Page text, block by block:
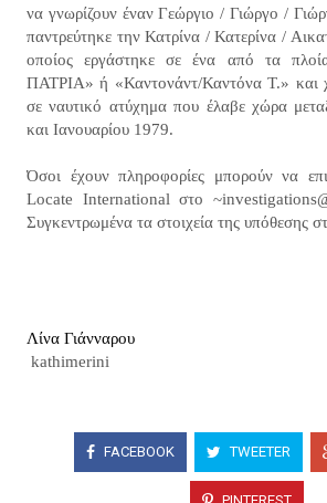
να γνωρίζουν έναν Γεώργιο / Γιώργο /
παντρεύτηκε την Κατρίνα / Κατερίνα /
οποίος εργάστηκε σε ένα από τα
ΠΑΤΡΙΑ» ή «Καντονάντ/Καντόνα Τ.» και
σε ναυτικό ατύχημα που έλαβε χώρα
και Ιανουαρίου 1979.
Όσοι έχουν πληροφορίες μπορούν να
Locate International στο
Συγκεντρωμένα τα στοιχεία της υπόθεσης
Λίνα Γιάνναρου
kathimerini
FACEBOOK TWEETER
PINTEREST